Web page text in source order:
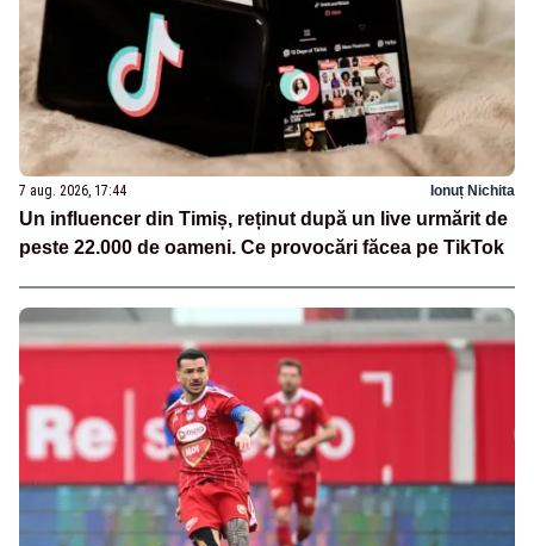
7 aug. 2026, 17:44 Ionuț Nichita
Un influencer din Timiș, reținut după un live urmărit de
peste 22.000 de oameni. Ce provocări făcea pe TikTok